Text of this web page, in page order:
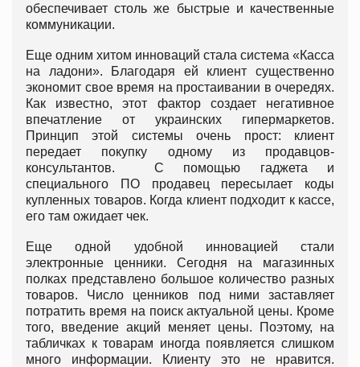
обеспечивает столь же быстрые и качественные
коммуникации.
Еще одним хитом инноваций стала система «Касса
на ладони». Благодаря ей клиент существенно
экономит свое время на простаивании в очередях.
Как известно, этот фактор создает негативное
впечатление от украинских гипермаркетов.
Принцип этой системы очень прост: клиент
передает покупку одному из продавцов-
консультантов. С помощью гаджета и
специального ПО продавец пересылает коды
купленных товаров. Когда клиент подходит к кассе,
его там ожидает чек.
Еще одной удобной инновацией стали
электронные ценники. Сегодня на магазинных
полках представлено большое количество разных
товаров. Число ценников под ними заставляет
потратить время на поиск актуальной цены. Кроме
того, введение акций меняет цены. Поэтому, на
табличках к товарам иногда появляется слишком
много информации. Клиенту это не нравится.